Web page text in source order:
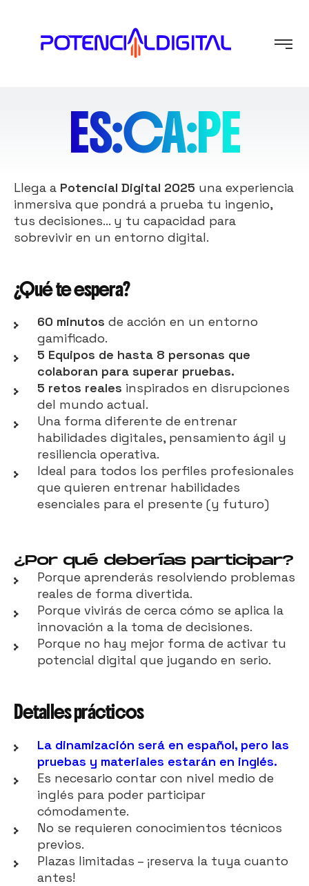
ES:CA:PE
Llega a Potencial Digital 2025 una experiencia
inmersiva que pondrá a prueba tu ingenio,
tus decisiones… y tu capacidad para
sobrevivir en un entorno digital.
¿Qué te espera?
60 minutos de acción en un entorno
gamificado.
5 Equipos de hasta 8 personas que
colaboran para superar pruebas.
5 retos reales inspirados en disrupciones
del mundo actual.
Una forma diferente de entrenar
habilidades digitales, pensamiento ágil y
resiliencia operativa.
Ideal para todos los perfiles profesionales
que quieren entrenar habilidades
esenciales para el presente (y futuro)
¿Por qué deberías participar?
Porque aprenderás resolviendo problemas
reales de forma divertida.
Porque vivirás de cerca cómo se aplica la
innovación a la toma de decisiones.
Porque no hay mejor forma de activar tu
potencial digital que jugando en serio.
Detalles prácticos
La dinamización será en español, pero las
pruebas y materiales estarán en inglés.
Es necesario contar con nivel medio de
inglés para poder participar
cómodamente.
No se requieren conocimientos técnicos
previos.
Plazas limitadas – ¡reserva la tuya cuanto
antes!